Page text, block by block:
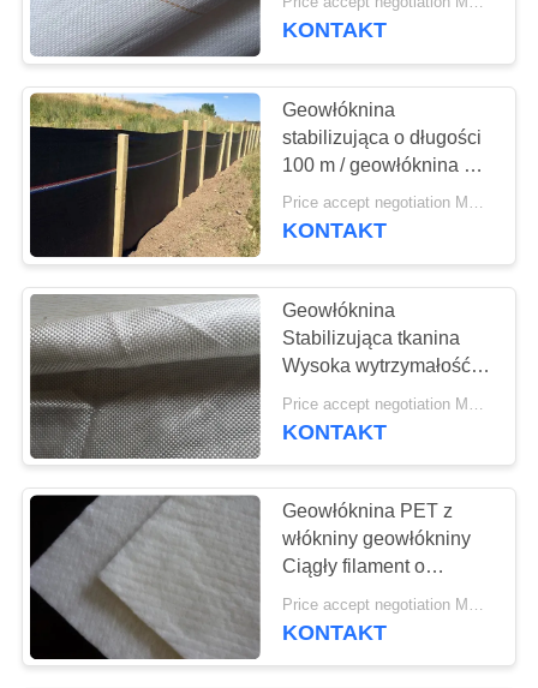
Lekka waga
KONTAKT
Geowłóknina
stabilizująca o długości
100 m / geowłóknina PP
tkana w rolnictwie Waga
70g-600g
Price accept negotiation MOQ:1SQM
KONTAKT
Geowłóknina
Stabilizująca tkanina
Wysoka wytrzymałość
PP Tkana geowłóknina
100--800 g / m2
KONTAKT
Geowłóknina PET z
włókniny geowłókniny
Ciągły filament o
szerokości 1 m - 6 m
Price accept negotiation MOQ:100sq.m.
KONTAKT